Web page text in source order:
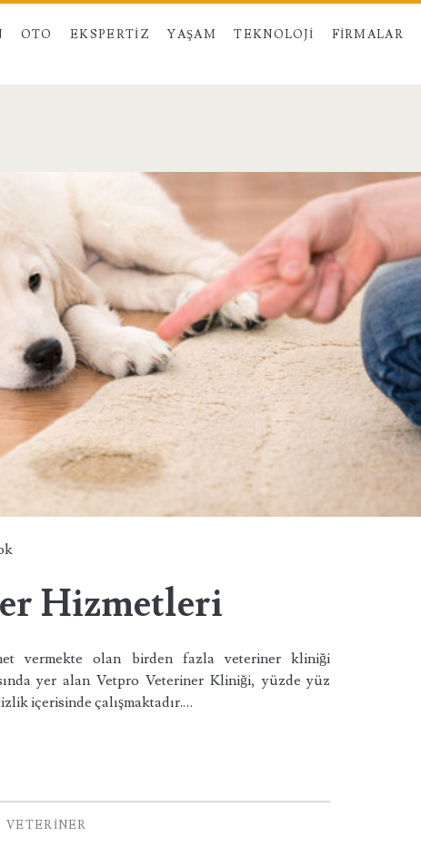
OTO EKSPERTIZ YAŞAM TEKNOLOJI FIRMALAR
Hizmetleri
vermekte olan birden fazla veteriner kliniği
yer alan Vetpro Veteriner Kliniği, yüzde yüz
içerisinde çalışmaktadır.…
VETERINER